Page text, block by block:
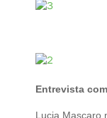
Entrevista
Lucia Mascaro